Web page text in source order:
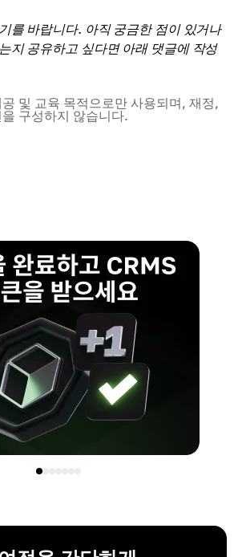
를 바랍니다. 아직 궁금한 점이 있거나
지 공유하고 싶다면 아래 댓글에 작성
및 교육 목적으로만 사용되며, 재정,
구성하지 않습니다.